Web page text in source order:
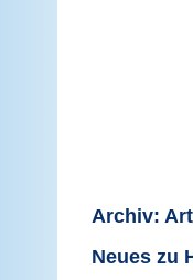
Archiv:
Neues zu